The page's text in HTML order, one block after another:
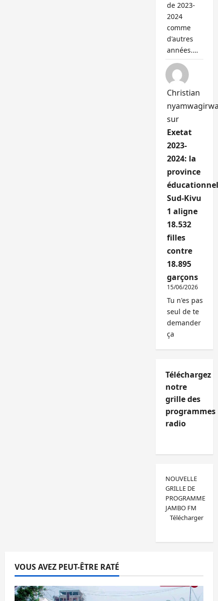
de 2023-
2024
comme
d'autres
années.…
Christian
sur
Exetat
2023-
2024: la
province
Sud-Kivu
1 aligne
18.532
filles
contre
18.895
garçons
15/06/2026
Tu n'es pas
seul de te
demander
ça
Téléchargez
notre
grille des
programmes
radio
NOUVELLE
GRILLE DE
PROGRAMME
JAMBO FM
Télécharger
VOUS AVEZ PEUT-ÊTRE RATÉ